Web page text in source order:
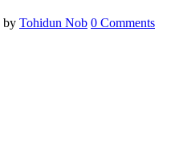
by Tohidun Nob 0 Comments